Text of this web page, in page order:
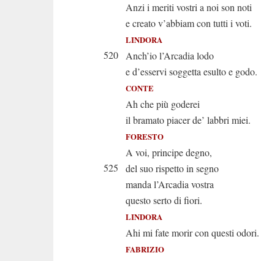
Anzi i meriti vostri a noi son noti
e creato v’abbiam con tutti i voti.
LINDORA
520
Anch’io l’Arcadia lodo
e d’esservi soggetta esulto e godo.
CONTE
Ah che più goderei
il bramato piacer de’ labbri miei.
FORESTO
A voi, principe degno,
525
del suo rispetto in segno
manda l’Arcadia vostra
questo serto di fiori.
LINDORA
Ahi mi fate morir con questi odori.
FABRIZIO